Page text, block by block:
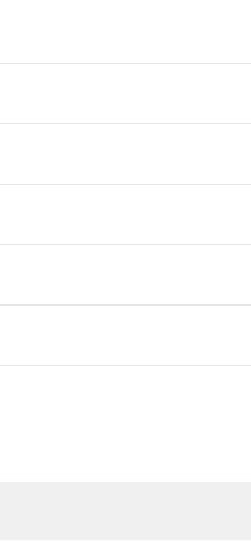
ダウンロードは